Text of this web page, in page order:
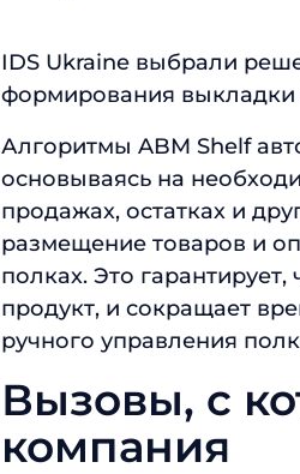
IDS Ukraine выбрали
формирования
Алгоритмы ABM Shelf
основываясь на
продажах, остатках и
размещение товаров и
полках. Это
продукт, и сокращает
ручного управления
Вызовы, с
компания